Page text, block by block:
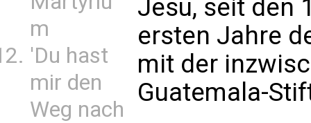
m
'Du hast
mir den
Weg nach
Jesu, seit den
ersten Jahre
mit der
Guatemala-